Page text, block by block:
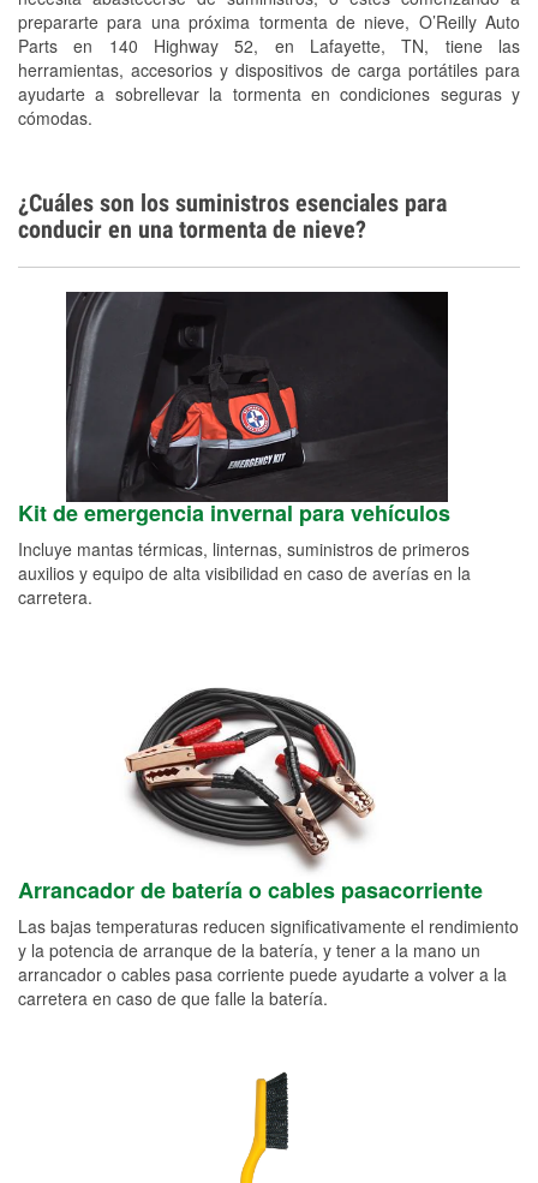
prepararte para una próxima tormenta de nieve, O’Reilly Auto
Parts en 140 Highway 52, en Lafayette, TN, tiene las
herramientas, accesorios y dispositivos de carga portátiles para
ayudarte a sobrellevar la tormenta en condiciones seguras y
cómodas.
Conoce más
Idiomas adicionales
¿Cuáles son los suministros esenciales para
conducir en una tormenta de nieve?
Kit de emergencia invernal para vehículos
Incluye mantas térmicas, linternas, suministros de primeros
auxilios y equipo de alta visibilidad en caso de averías en la
carretera.
Arrancador de batería o cables pasacorriente
Las bajas temperaturas reducen significativamente el rendimiento
y la potencia de arranque de la batería, y tener a la mano un
arrancador o cables pasa corriente puede ayudarte a volver a la
carretera en caso de que falle la batería.